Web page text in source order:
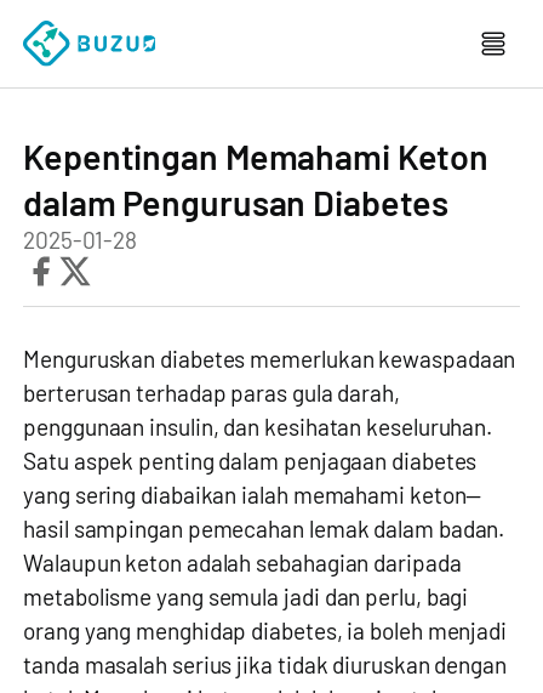
Kepentingan Memahami Keton
dalam Pengurusan Diabetes
2025-01-28
Menguruskan diabetes memerlukan kewaspadaan
berterusan terhadap paras gula darah,
penggunaan insulin, dan kesihatan keseluruhan.
Satu aspek penting dalam penjagaan diabetes
yang sering diabaikan ialah memahami keton—
hasil sampingan pemecahan lemak dalam badan.
Walaupun keton adalah sebahagian daripada
metabolisme yang semula jadi dan perlu, bagi
orang yang menghidap diabetes, ia boleh menjadi
tanda masalah serius jika tidak diuruskan dengan